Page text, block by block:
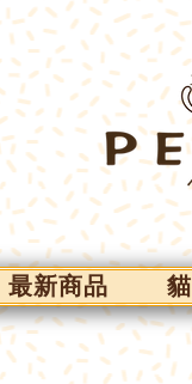
最新商品